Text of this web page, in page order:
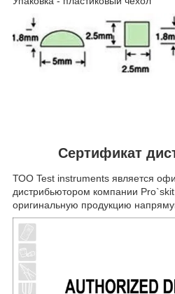
Сертификат
ТОО Test instruments является
дистрибьютором компании
оригинальную продукцию